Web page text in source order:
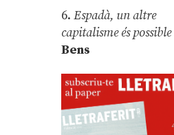
6.Espadà, un altre
capitalisme és possible
Bens